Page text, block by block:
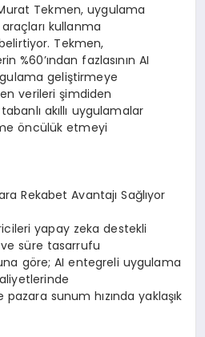
Tekmen, uygulama
kullanma
Tekmen,
%60’ından fazlasının AI
geliştirmeye
verileri şimdiden
akıllı uygulamalar
öncülük etmeyi
Rekabet Avantajı Sağlıyor
yapay zeka destekli
süre tasarrufu
göre; AI entegreli uygulama
sunum hızında yaklaşık